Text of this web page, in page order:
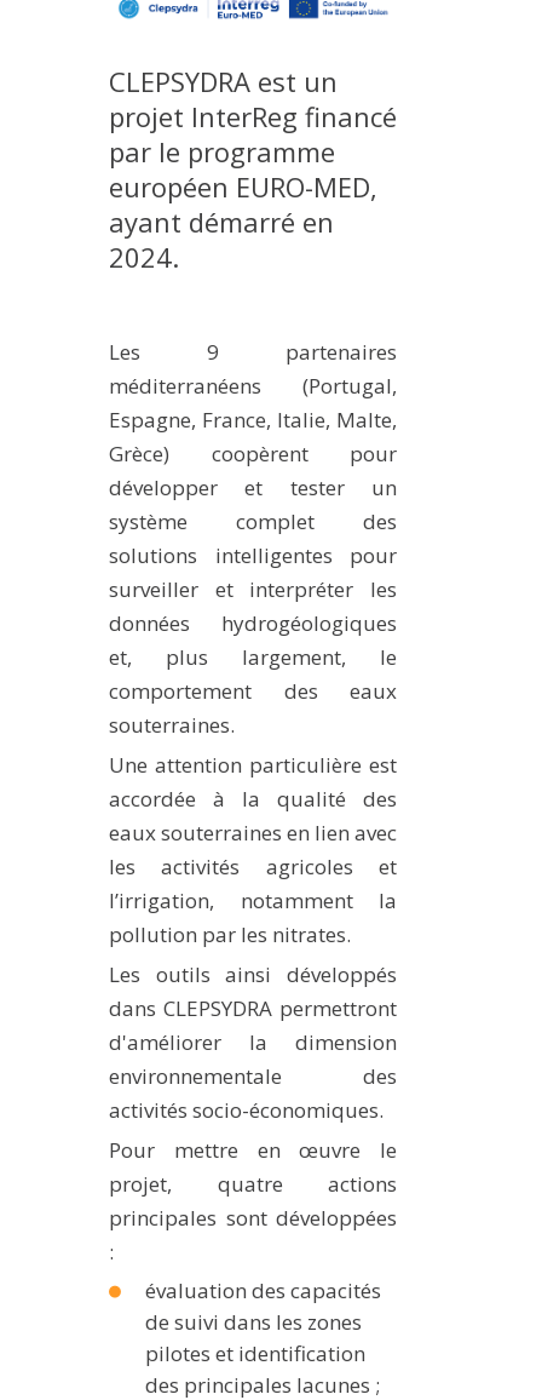
CLEPSYDRA est un
projet InterReg financé
par le programme
européen EURO-MED,
ayant démarré en
2024.
Les 9 partenaires
méditerranéens (Portugal,
Espagne, France, Italie, Malte,
Grèce) coopèrent pour
développer et tester un
système complet des
solutions intelligentes pour
surveiller et interpréter les
données hydrogéologiques
et, plus largement, le
comportement des eaux
souterraines.
Une attention particulière est
accordée à la qualité des
eaux souterraines en lien avec
les activités agricoles et
l’irrigation, notamment la
pollution par les nitrates.
Les outils ainsi développés
dans CLEPSYDRA permettront
d'améliorer la dimension
environnementale des
activités socio-économiques.
Pour mettre en œuvre le
projet, quatre actions
principales sont développées
:
évaluation des capacités
de suivi dans les zones
pilotes et identification
des principales lacunes ;